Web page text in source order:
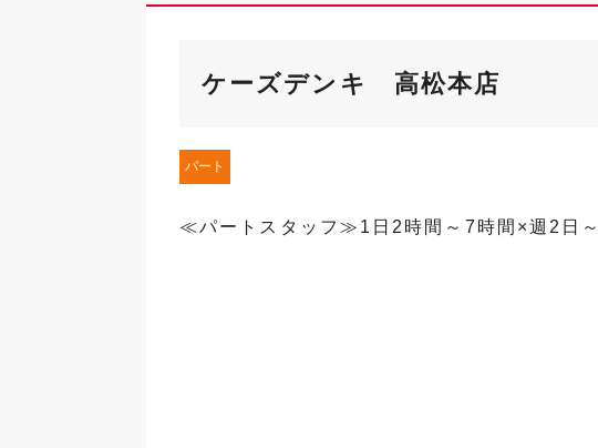
ケーズデンキ 高松本店
パート
≪パートスタッフ≫1日2時間～7時間×週2日～